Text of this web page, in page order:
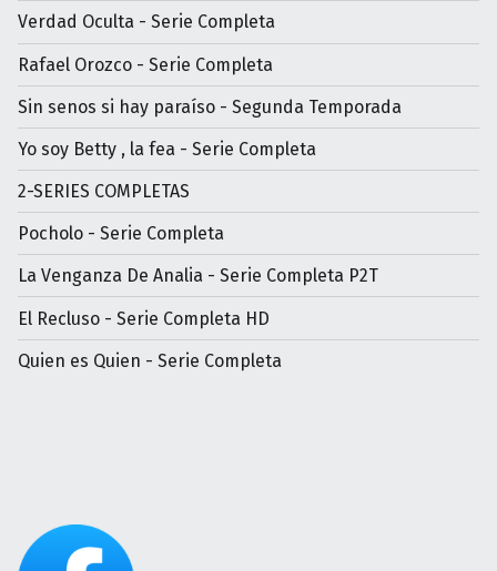
Verdad Oculta - Serie Completa
Rafael Orozco - Serie Completa
Sin senos si hay paraíso - Segunda Temporada
Yo soy Betty , la fea - Serie Completa
2-SERIES COMPLETAS
Pocholo - Serie Completa
La Venganza De Analia - Serie Completa P2T
El Recluso - Serie Completa HD
Quien es Quien - Serie Completa